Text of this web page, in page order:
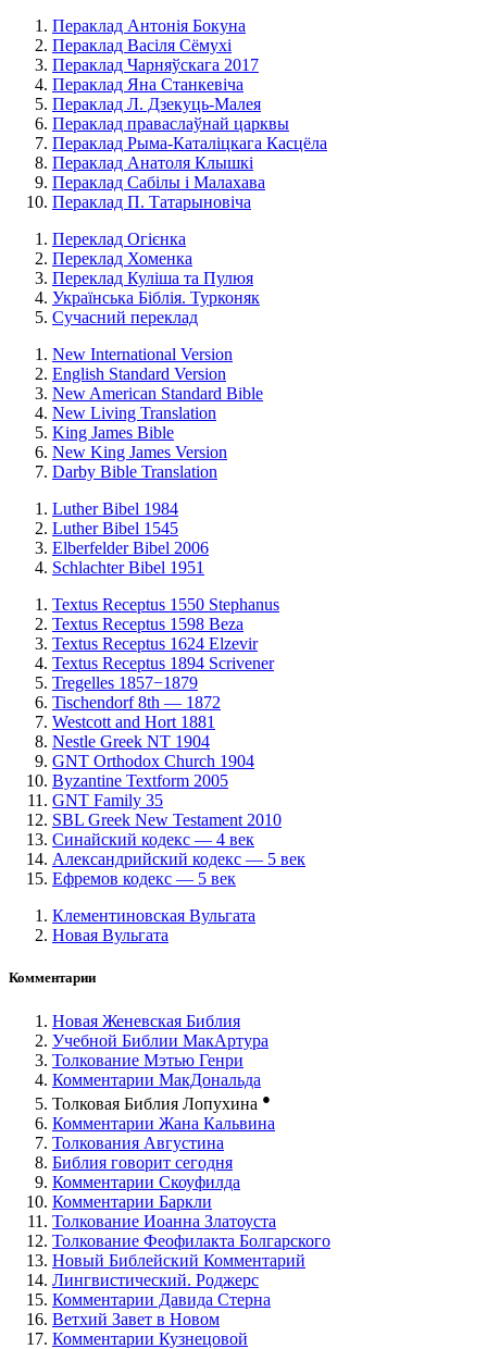
Пераклад Антонія Бокуна
Пераклад Васіля Сёмухі
Пераклад Чарняўскага 2017
Пераклад Яна Станкевіча
Пераклад Л. Дзекуць-Малея
Пераклад праваслаўнай царквы
Пераклад Рыма-Каталіцкага Касцёла
Пераклад Анатоля Клышкi
Пераклад Сабілы і Малахава
Пераклад П. Татарыновіча
Переклад Огієнка
Переклад Хоменка
Переклад Куліша та Пулюя
Українська Біблія. Турконяк
Сучасний переклад
New International Version
English Standard Version
New American Standard Bible
New Living Translation
King James Bible
New King James Version
Darby Bible Translation
Luther Bibel 1984
Luther Bibel 1545
Elberfelder Bibel 2006
Schlachter Bibel 1951
Textus Receptus 1550 Stephanus
Textus Receptus 1598 Beza
Textus Receptus 1624 Elzevir
Textus Receptus 1894 Scrivener
Tregelles 1857−1879
Tischendorf 8th — 1872
Westcott and Hort 1881
Nestle Greek NT 1904
GNT Orthodox Church 1904
Byzantine Textform 2005
GNT Family 35
SBL Greek New Testament 2010
Синайский кодекс — 4 век
Александрийский кодекс — 5 век
Ефремов кодекс — 5 век
Клементиновская Вульгата
Новая Вульгата
Комментарии
Новая Женевская Библия
Учебной Библии МакАртура
Толкование Мэтью Генри
Комментарии МакДональда
Толковая Библия Лопухина ●
Комментарии Жана Кальвина
Толкования Августина
Библия говорит сегодня
Комментарии Скоуфилда
Комментарии Баркли
Толкование Иоанна Златоуста
Толкование Феофилакта Болгарского
Новый Библейский Комментарий
Лингвистический. Роджерс
Комментарии Давида Стерна
Ветхий Завет в Новом
Комментарии Кузнецовой